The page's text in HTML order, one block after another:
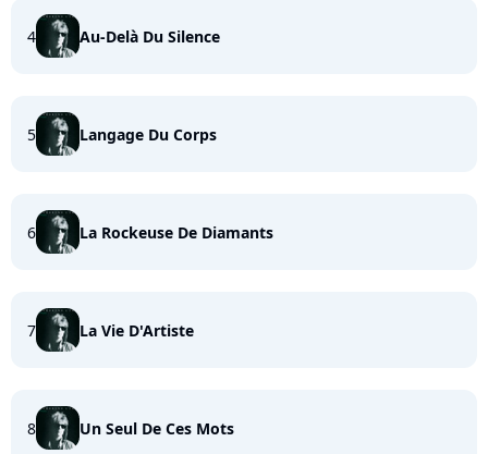
4 Au-Delà Du Silence
5 Langage Du Corps
6 La Rockeuse De Diamants
7 La Vie D'Artiste
8 Un Seul De Ces Mots